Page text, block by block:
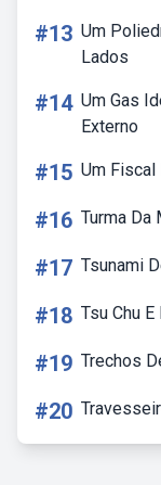
#13 Um
Lados
#14 Um Gas
Externo
#15 Um Fiscal
#16 Turma Da
#17 Tsunami
#18 Tsu Chu
#19 Trechos
#20